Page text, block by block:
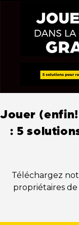
Jouer
: 5
Téléchargez
propriétaires